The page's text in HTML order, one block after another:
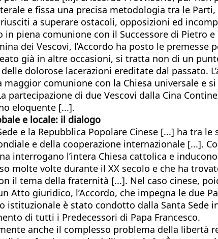
e fissa una precisa metodologia tra le
a superare ostacoli, opposizioni ed
piena comunione con il Successore di Pietro
dei Vescovi, l’Accordo ha posto le premesse
già in altre occasioni, si tratta non di un
dolorose lacerazioni ereditate dal passato.
comunione con la Chiesa universale
partecipazione di due Vescovi dalla Cina
eloquente [...].
e locale: il dialogo
e la Repubblica Popolare Cinese [...] ha
e della cooperazione internazionale [...].
interrogano l’intera Chiesa cattolica e
molte volte durante il XX secolo e che ha
il tema della fraternità [...]. Nel caso cinese,
Atto giuridico, l’Accordo, che impegna le due
istituzionale è stato condotto dalla Santa Sede
di tutti i Predecessori di Papa Francesco.
anche il complesso problema della libertà